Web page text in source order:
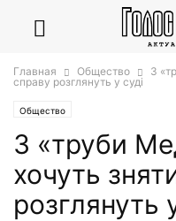
Главная Общество
З
справу розглянуть у суді
Общество
З «труби
хочуть
розглянуть